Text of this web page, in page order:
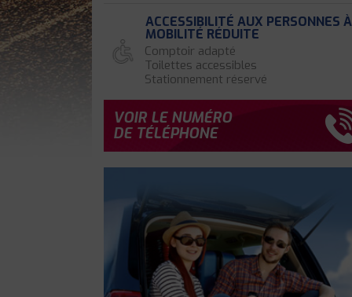
ACCESSIBILITÉ AUX PERSONNES À
MOBILITÉ RÉDUITE
Comptoir adapté
Toilettes accessibles
Stationnement réservé
VOIR LE NUMÉRO
DE TÉLÉPHONE